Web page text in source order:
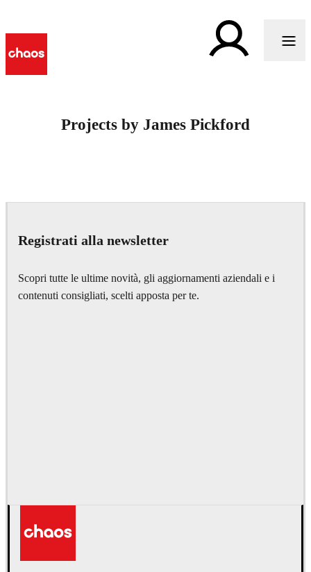
Projects by James Pickford
Registrati alla newsletter
Scopri tutte le ultime novità, gli aggiornamenti aziendali e i
contenuti consigliati, scelti apposta per te.